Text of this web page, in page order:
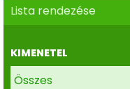
Lista rendezése
KIMENETEL
Összes